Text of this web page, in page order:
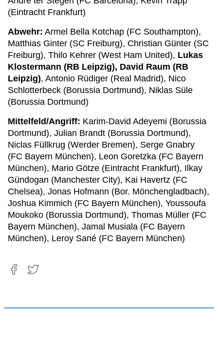
(Eintracht Frankfurt)
Abwehr: Armel Bella Kotchap (FC Southampton),
Matthias Ginter (SC Freiburg), Christian Günter (SC
Freiburg), Thilo Kehrer (West Ham United), Lukas
Klostermann (RB Leipzig), David Raum (RB
Leipzig), Antonio Rüdiger (Real Madrid), Nico
Schlotterbeck (Borussia Dortmund), Niklas Süle
(Borussia Dortmund)
Mittelfeld/Angriff: Karim-David Adeyemi (Borussia
Dortmund), Julian Brandt (Borussia Dortmund),
Niclas Füllkrug (Werder Bremen), Serge Gnabry
(FC Bayern München), Leon Goretzka (FC Bayern
München), Mario Götze (Eintracht Frankfurt), Ilkay
Gündogan (Manchester City), Kai Havertz (FC
Chelsea), Jonas Hofmann (Bor. Mönchengladbach),
Joshua Kimmich (FC Bayern München), Youssoufa
Moukoko (Borussia Dortmund), Thomas Müller (FC
Bayern München), Jamal Musiala (FC Bayern
München), Leroy Sané (FC Bayern München)